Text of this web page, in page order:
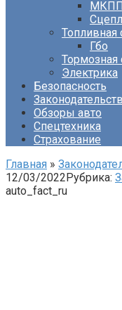
МКПП
Топливная
Гбо
Тормозная
Электрика
Безопасность
Обзоры авто
Спецтехника
Страхование
Главная »
12/03/2022Рубрика:
auto_fact_ru